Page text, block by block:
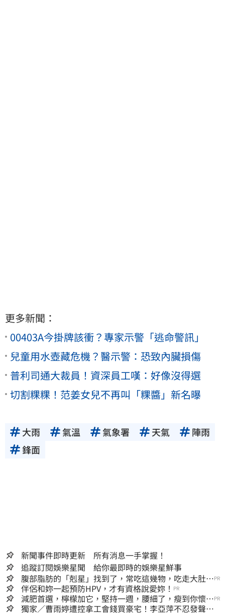
更多新聞：
00403A今掛牌該衝？專家示警「逃命警訊」
兒童用水壺藏危機？醫示警：恐致內臟損傷
普利司通大裁員！資深員工嘆：好像沒得選
切割粿粿！范姜女兒不再叫「粿醬」新名曝
大雨 氣溫 氣象署 天氣
陣雨
鋒面
新聞事件即時更新 所有消息一手掌握！
追蹤訂閱娛樂星聞 給你最即時的娛樂星鮮事
腹部脂肪的「剋星」找到了，常吃這幾物，吃走大肚
囊，瘦出小蠻腰
PR
伴侶和妳一起預防HPV，才有資格說愛妳！ PR
減肥首選，檸檬加它，堅持一週，腰細了，瘦到你懷疑
人生
PR
獨家／曹雨婷遭控拿工會錢買豪宅！李亞萍不忍發聲：